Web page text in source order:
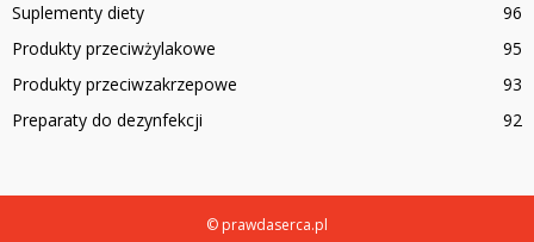
Suplementy diety
96
Produkty przeciwżylakowe
95
Produkty przeciwzakrzepowe
93
Preparaty do dezynfekcji
92
© prawdaserca.pl